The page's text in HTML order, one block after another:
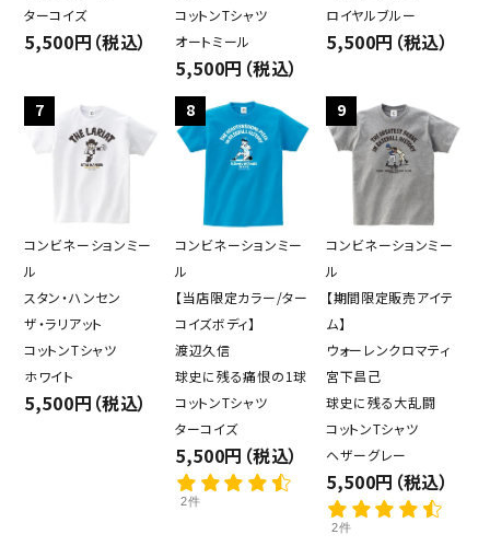
キーワード
カテゴリー
検索する
ターコイズ
5,500円（税込）
コットンTシャツ
オートミール
5,500円（税込）
ロイヤルブルー
5,500円（税込）
7
コンビネーションミー
ル
スタン・ハンセン
ザ・ラリアット
コットンTシャツ
ホワイト
5,500円（税込）
8
コンビネーションミー
ル
【当店限定カラー/ター
コイズボディ】
渡辺久信
球史に残る痛恨の1球
コットンTシャツ
ターコイズ
5,500円（税込）
2件
9
コンビネーションミー
ル
【期間限定販売アイテ
ム】
ウォーレンクロマティ
宮下昌己
球史に残る大乱闘
コットンTシャツ
ヘザーグレー
5,500円（税込）
2件